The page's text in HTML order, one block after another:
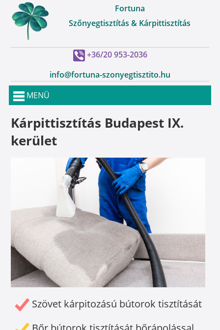
Fortuna
Szőnyegtisztítás & Kárpittisztítás
+36/20 953-2036
info@fortuna-szonyegtisztito.hu
MENÜ
Kárpittisztítás Budapest IX.
kerület
Szövet kárpitozású bútorok tisztítását